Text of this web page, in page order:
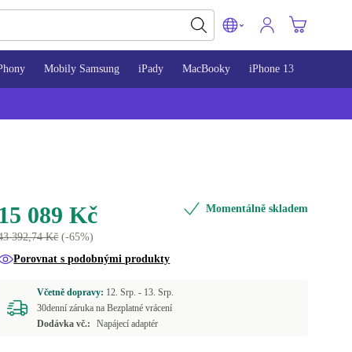
Mobily Samsung iPady MacBooky iPhone 13
15 089 Kč
392,74 Kč(-65%)
Momentálně skladem
Porovnat s podobnými produkty
Včetně dopravy: 12. Srp. - 13. Srp.
30denní záruka na Bezplatné vrácení
Dodávka vč.:
Napájecí adaptér